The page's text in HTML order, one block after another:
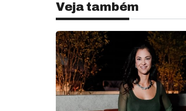
Veja também